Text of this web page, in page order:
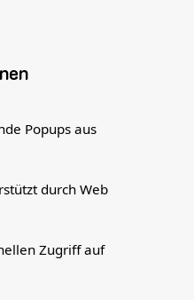
Popups aus
durch Web
Zugriff auf